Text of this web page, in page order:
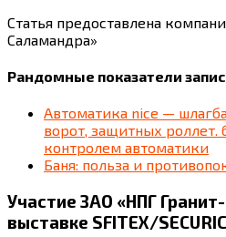
Статья предоставлена
Саламандра»
Рандомные показатели
Автоматика nice —
ворот, защитных роллет.
контролем автоматики
Баня: польза и
Участие ЗАО «НПГ
выставке SFITEX/